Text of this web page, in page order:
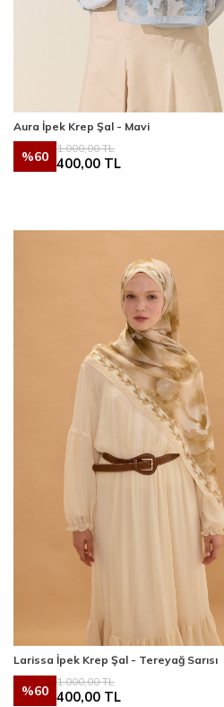
Aura İpek Krep Şal - Mavi
%60
1.000,00TL
400,00 TL
Larissa İpek Krep Şal - Tereyağ Sarısı
%60
1.000,00TL
400,00 TL